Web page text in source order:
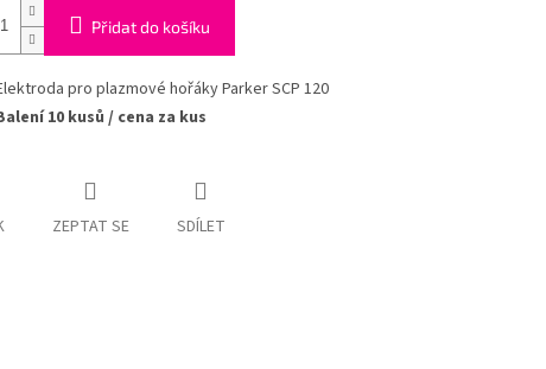
Přidat do košíku
pro plazmové hořáky Parker SCP 120
10 kusů / cena za kus
ZEPTAT SE SDÍLET